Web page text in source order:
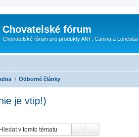
Chovatelské fórum
Chovatelské fórum pro produkty ANF, Canina a Lonestar
Odborné články
je vtip!)